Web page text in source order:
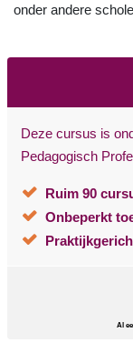
onder andere
Deze cursus is
Pedagogisch
Ruim 90
Onbeperkt
Al